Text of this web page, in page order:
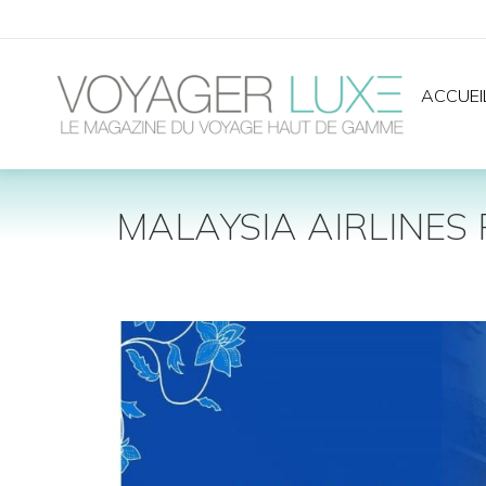
MALAYSIA AIRLINES